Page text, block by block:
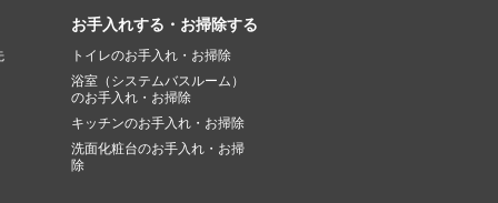
お手入れする・お掃除する
トイレのお手入れ・お掃除
浴室（システムバスルーム）
のお手入れ・お掃除
キッチンのお手入れ・お掃除
洗面化粧台のお手入れ・お掃
除